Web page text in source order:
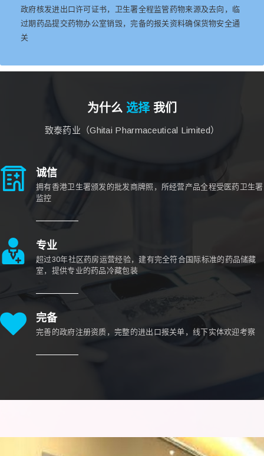
政府核发进出口许可证书，卫生署全程监管药物来源及去向，临
过期药品提交药物办公室销毁，完备的报关资料确保货物安全通
关
为什么 选择我们
致泰药业（Ghitai Pharmaceutical Limited）
诚信
拥有香港卫生署颁发的批发商牌照，所经营产品全程受医药卫生署
监控
专业
超过30年社区药房运营经验，建有完全符合国际标准的药品储藏
室，提供专业的药品冷藏包装
完备
完善的政府注册资质，完整的进出口报关单，线下实体欢迎考察